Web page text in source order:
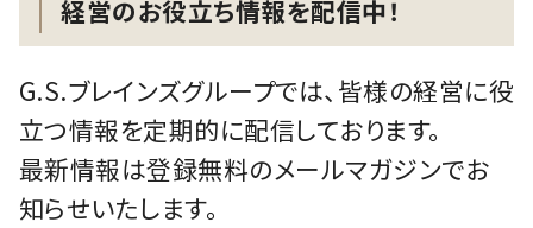
経営のお役立ち情報を配信中！
G.S.ブレインズグループでは、皆様の経営に役
立つ情報を定期的に配信しております。
最新情報は登録無料のメールマガジンでお
知らせいたします。